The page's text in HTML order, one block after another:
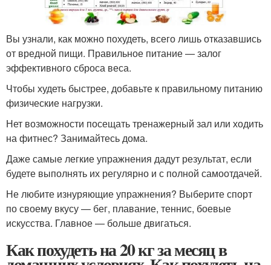
Вы узнали, как можно похудеть, всего лишь отказавшись
от вредной пищи. Правильное питание — залог
эффективного сброса веса.
Чтобы худеть быстрее, добавьте к правильному питанию
физические нагрузки.
Нет возможности посещать тренажерный зал или ходить
на фитнес? Занимайтесь дома.
Даже самые легкие упражнения дадут результат, если
будете выполнять их регулярно и с полной самоотдачей.
Не любите изнуряющие упражнения? Выберите спорт
по своему вкусу — бег, плавание, теннис, боевые
искусства. Главное — больше двигаться.
Как похудеть на 20 кг за месяц в